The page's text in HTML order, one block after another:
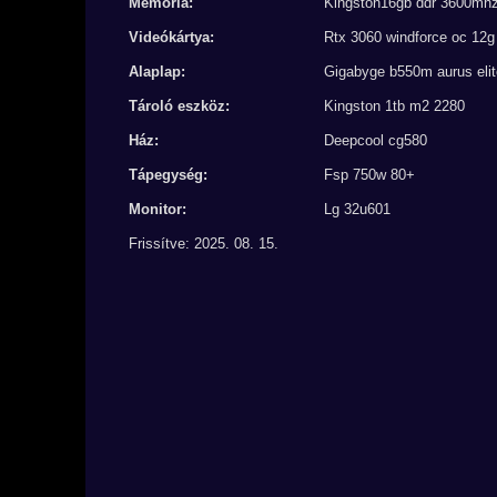
Videókártya: Rtx 3060 windforce oc 12g
Alaplap: Gigabyge b550m aurus
Tároló eszköz: Kingston 1tb m2 2280
Ház: Deepcool cg580
Tápegység: Fsp 750w 80+
Monitor: Lg 32u601
Frissítve: 2025. 08. 15.